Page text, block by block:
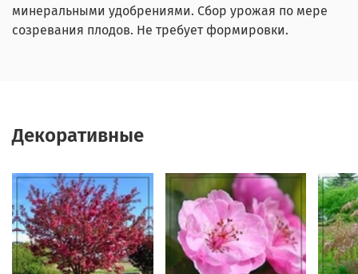
минеральными удобрениями. Сбор урожая по мере
созревания плодов. Не требует формировки.
Декоративные